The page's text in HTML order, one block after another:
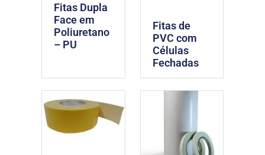
Fitas Dupla
Face em
Poliuretano
– PU
Fitas de
PVC com
Células
Fechadas